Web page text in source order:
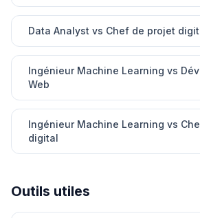
Data Analyst vs Chef de projet
Ingénieur Machine Learning vs
Web
Ingénieur Machine Learning vs
digital
Outils utiles